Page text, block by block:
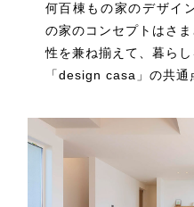
何百棟もの家のデザイ
の家のコンセプトはさ
性を兼ね揃えて、暮ら
「design casa」の共通